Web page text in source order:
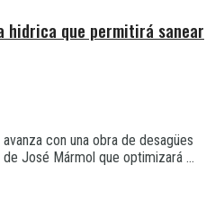
hidrica que permitirá sanear
con una obra de desagües
José Mármol que optimizará ...